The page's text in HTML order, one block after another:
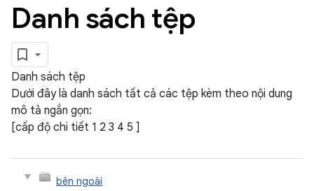
Danh sách tệp
Danh sách tệp
Dưới đây là danh sách tất cả các tệp kèm theo nội dung
mô tả ngắn gọn:
[cấp độ chi tiết 1 2 3 4 5 ]
bên ngoài